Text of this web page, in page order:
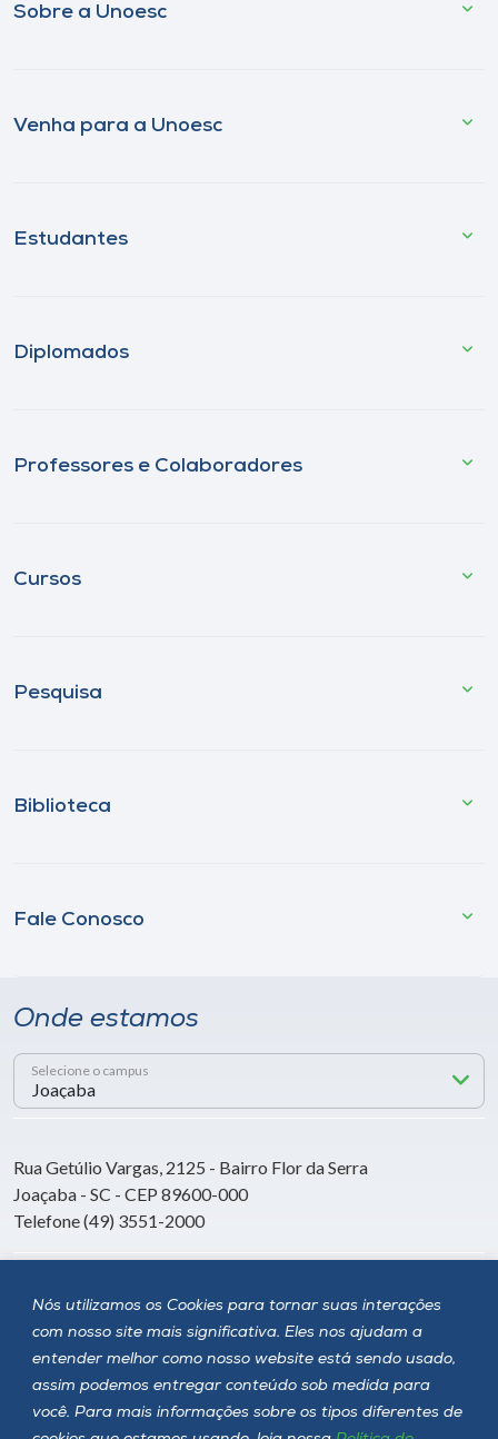
Nós utilizamos os Cookies para tornar suas interações
com nosso site mais significativa. Eles nos ajudam a
entender melhor como nosso website está sendo usado,
assim podemos entregar conteúdo sob medida para
você. Para mais informações sobre os tipos diferentes de
Sobre a Unoesc
Venha para a Unoesc
Estudantes
Diplomados
Professores e Colaboradores
Cursos
Pesquisa
Biblioteca
Fale Conosco
Onde estamos
Selecione o campus
Rua Getúlio Vargas, 2125 - Bairro Flor da Serra
Joaçaba - SC - CEP 89600-000
Telefone (49) 3551-2000
Siga a Unoesc